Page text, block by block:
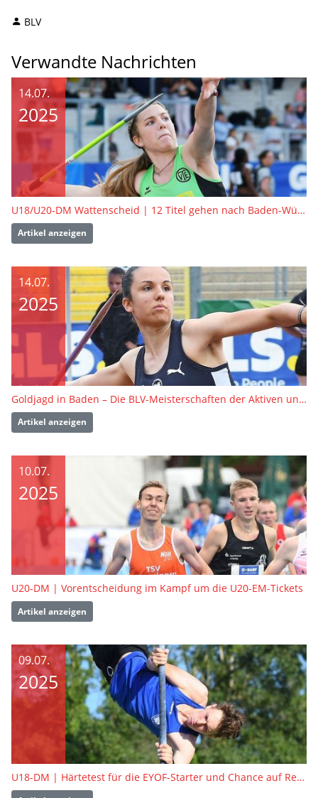
BLV
Verwandte Nachrichten
14.07.
2025
U18/U20-DM Wattenscheid | 12 Titel gehen nach Baden-Württemberg
Artikel anzeigen
14.07.
2025
Goldjagd in Baden – Die BLV-Meisterschaften der Aktiven und U16
Artikel anzeigen
10.07.
2025
U20-DM | Vorentscheidung im Kampf um die U20-EM-Tickets
Artikel anzeigen
09.07.
2025
U18-DM | Härtetest für die EYOF-Starter und Chance auf Revanche